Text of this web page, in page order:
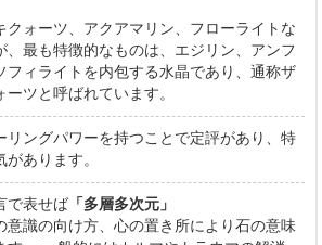
クォーツ、アクアマリン、フローライトな
、最も特徴的なものは、エジリン、アンフ
フィライトを内包する水晶であり、通称ザ
ツと呼ばれています。
リングパワーを持つことで定評があり、特
あります。
で表せば 「多層多次元」
意識の向け方、心の置き所により石の意味